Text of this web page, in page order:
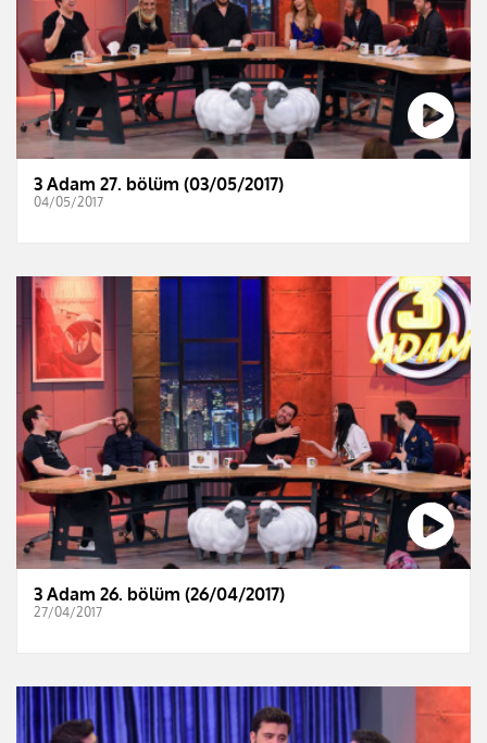
3 Adam 27. bölüm (03/05/2017)
04/05/2017
3 Adam 26. bölüm (26/04/2017)
27/04/2017